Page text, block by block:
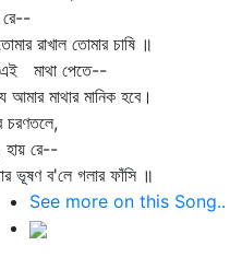
রাখাল তোমার চাষি ॥
মাথা পেতে--
মাথার মানিক হবে।
ব'লে গলার ফাঁসি ॥
See more on this Song..